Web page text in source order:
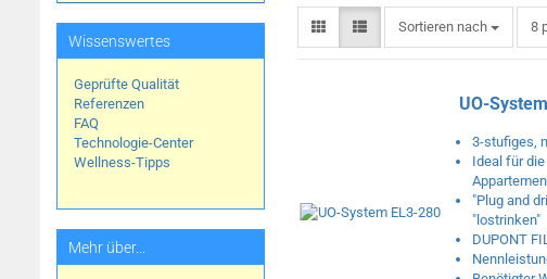
Sortieren nach
Sortieren nach 8
UO-
3-stufiges,
Ideal für
"Plug and
"lostrinken"
DUPONT
Wissenswertes
Geprüfte Qualität
Referenzen
FAQ
Technologie-Center
Wellness-Tipps
Mehr über...